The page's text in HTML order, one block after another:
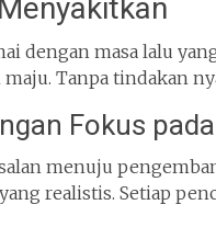
dengan masa lalu
Tanpa tindakan
Fokus
menuju
realistis. Setiap